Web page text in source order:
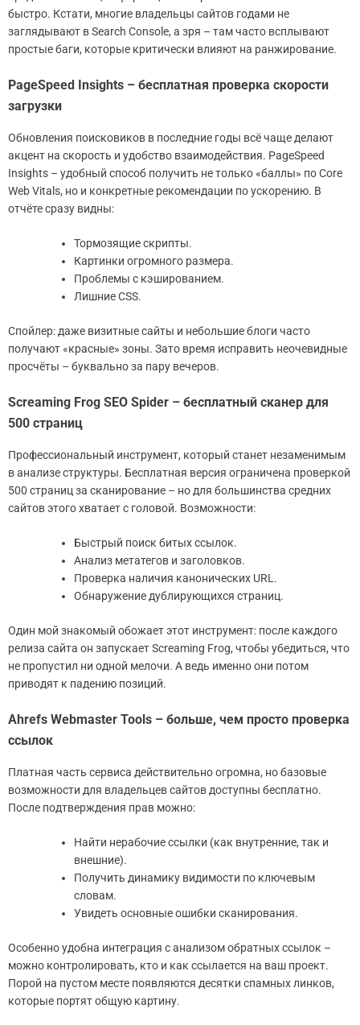
быстро. Кстати, многие владельцы сайтов годами не
заглядывают в Search Console, а зря – там часто всплывают
простые баги, которые критически влияют на ранжирование.
PageSpeed Insights – бесплатная проверка скорости
загрузки
Обновления поисковиков в последние годы всё чаще делают
акцент на скорость и удобство взаимодействия. PageSpeed
Insights – удобный способ получить не только «баллы» по Core
Web Vitals, но и конкретные рекомендации по ускорению. В
отчёте сразу видны:
Тормозящие скрипты.
Картинки огромного размера.
Проблемы с кэшированием.
Лишние CSS.
Спойлер: даже визитные сайты и небольшие блоги часто
получают «красные» зоны. Зато время исправить неочевидные
просчёты – буквально за пару вечеров.
Screaming Frog SEO Spider – бесплатный сканер для
500 страниц
Профессиональный инструмент, который станет незаменимым
в анализе структуры. Бесплатная версия ограничена проверкой
500 страниц за сканирование – но для большинства средних
сайтов этого хватает с головой. Возможности:
Быстрый поиск битых ссылок.
Анализ метатегов и заголовков.
Проверка наличия канонических URL.
Обнаружение дублирующихся страниц.
Один мой знакомый обожает этот инструмент: после каждого
релиза сайта он запускает Screaming Frog, чтобы убедиться, что
не пропустил ни одной мелочи. А ведь именно они потом
приводят к падению позиций.
Ahrefs Webmaster Tools – больше, чем просто проверка
ссылок
Платная часть сервиса действительно огромна, но базовые
возможности для владельцев сайтов доступны бесплатно.
После подтверждения прав можно:
Найти нерабочие ссылки (как внутренние, так и
внешние).
Получить динамику видимости по ключевым
словам.
Увидеть основные ошибки сканирования.
Особенно удобна интеграция с анализом обратных ссылок –
можно контролировать, кто и как ссылается на ваш проект.
Порой на пустом месте появляются десятки спамных линков,
которые портят общую картину.